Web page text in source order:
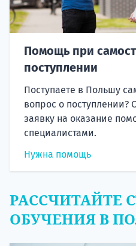
Помощь при
поступлении
Поступаете в Польшу
вопрос о поступлении?
заявку на оказание
специалистами.
Нужна помощь
РАССЧИТАЙТЕ
ОБУЧЕНИЯ В